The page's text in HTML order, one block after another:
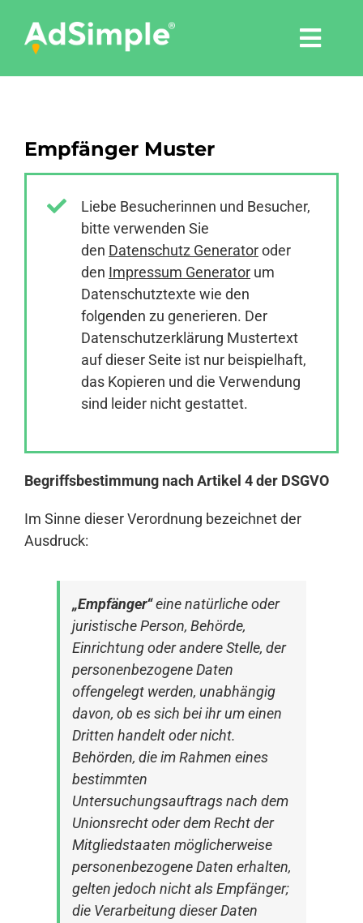
content
Tools
Pressemitteilungen
Empfänger Muster
Liebe Besucherinnen und Besucher,
bitte verwenden Sie
den Datenschutz Generatoroder
den Impressum Generator um
Datenschutztexte wie den
folgenden zu generieren. Der
Datenschutzerklärung Mustertext
auf dieser Seite ist nur beispielhaft,
das Kopieren und die Verwendung
sind leider nicht gestattet.
Begriffsbestimmung nach Artikel 4 der DSGVO
Im Sinne dieser Verordnung bezeichnet der
Ausdruck:
„Empfänger“eine natürliche oder
juristische Person, Behörde,
Einrichtung oder andere Stelle, der
personenbezogene Daten
offengelegt werden, unabhängig
davon, ob es sich bei ihr um einen
Dritten handelt oder nicht.
Behörden, die im Rahmen eines
bestimmten
Untersuchungsauftrags nach dem
Unionsrecht oder dem Recht der
Mitgliedstaaten möglicherweise
personenbezogene Daten erhalten,
gelten jedoch nicht als Empfänger;
die Verarbeitung dieser Daten